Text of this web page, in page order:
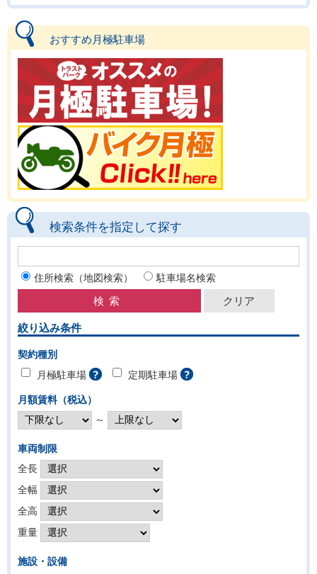
おすすめ月極駐車場
検索条件を指定して探す
住所検索（地図検索） 駐車場名検索
絞り込み条件
契約種別
月極駐車場
定期駐車場
月額賃料（税込）
～
車両制限
全長
全幅
全高
重量
施設・設備